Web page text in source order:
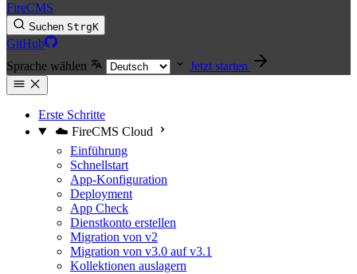
FireCMS
Suchen StrgK
GitHub
Sprache wählen
Jetzt starten
Erste Schritte
☁️ FireCMS Cloud
Einführung
Schnellstart
App-Konfiguration
Deployment
App Check
Dienstkonto erstellen
Migration von v2
Migration von v3.0 auf v3.1
Kollektionen auslagern